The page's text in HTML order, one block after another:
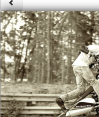
Säännöt ja ohjeet
Uudet ajoneuvot
Uudet kuvat
Uudet videot
Uudet kommentit
MYYDÄÄN
Haku
Ohjeet
Ajoneuvot
Osat